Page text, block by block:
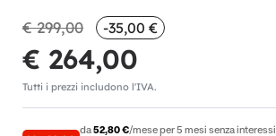
€ 299,00 -35,00 €
€ 264,00
Tutti i prezzi includono l'IVA.
da52,80 €/mese per 5 mesi senza interessi